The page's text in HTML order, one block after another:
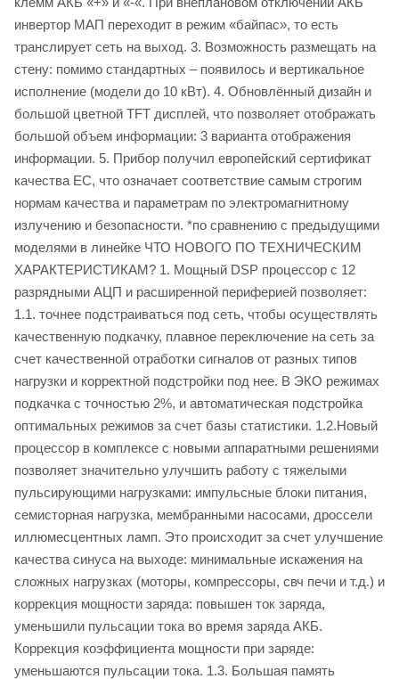
инвертор МАП переходит в режим «байпас», то есть
транслирует сеть на выход. 3. Возможность размещать на
стену: помимо стандартных – появилось и вертикальное
исполнение (модели до 10 кВт). 4. Обновлённый дизайн и
большой цветной TFT дисплей, что позволяет отображать
большой объем информации: 3 варианта отображения
информации. 5. Прибор получил европейский сертификат
качества ЕС, что означает соответствие самым строгим
нормам качества и параметрам по электромагнитному
излучению и безопасности. *по сравнению с предыдущими
моделями в линейке ЧТО НОВОГО ПО ТЕХНИЧЕСКИМ
ХАРАКТЕРИСТИКАМ? 1. Мощный DSP процессор с 12
разрядными АЦП и расширенной периферией позволяет:
1.1. точнее подстраиваться под сеть, чтобы осуществлять
качественную подкачку, плавное переключение на сеть за
счет качественной отработки сигналов от разных типов
нагрузки и корректной подстройки под нее. В ЭКО режимах
подкачка с точностью 2%, и автоматическая подстройка
оптимальных режимов за счет базы статистики. 1.2.Новый
процессор в комплексе с новыми аппаратными решениями
позволяет значительно улучшить работу с тяжелыми
пульсирующими нагрузками: импульсные блоки питания,
семисторная нагрузка, мембранными насосами, дроссели
иллюмесцентных ламп. Это происходит за счет улучшение
качества синуса на выходе: минимальные искажения на
сложных нагрузках (моторы, компрессоры, свч печи и т.д.) и
коррекция мощности заряда: повышен ток заряда,
уменьшили пульсации тока во время заряда АКБ.
Коррекция коэффициента мощности при заряде:
уменьшаются пульсации тока. 1.3. Большая память